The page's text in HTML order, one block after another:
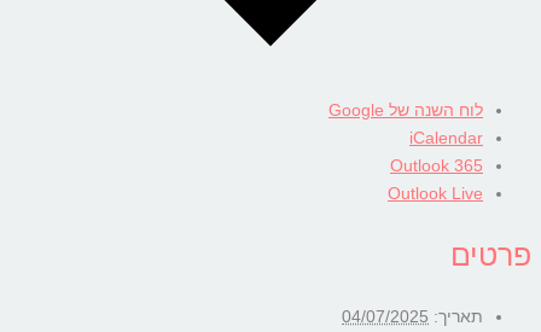
לוח השנה של Google
iCalendar
Outlook 365
Outlook Live
פרטים
תאריך: 04/07/2025